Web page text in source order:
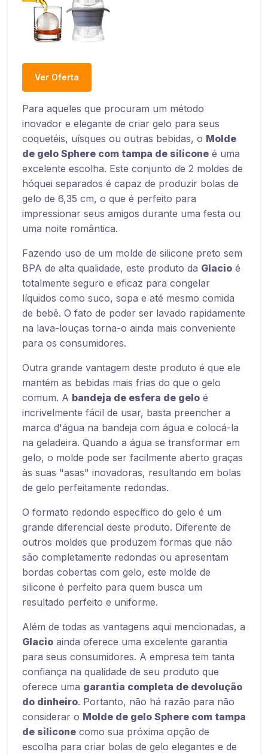
Ver Oferta
Para aqueles que procuram um método
inovador e elegante de criar gelo para seus
coquetéis, uísques ou outras bebidas, o Molde
de gelo Sphere com tampa de silicone é uma
excelente escolha. Este conjunto de 2 moldes de
hóquei separados é capaz de produzir bolas de
gelo de 6,35 cm, o que é perfeito para
impressionar seus amigos durante uma festa ou
uma noite romântica.
Fazendo uso de um molde de silicone preto sem
BPA de alta qualidade, este produto da Glacio é
totalmente seguro e eficaz para congelar
líquidos como suco, sopa e até mesmo comida
de bebê. O fato de poder ser lavado rapidamente
na lava-louças torna-o ainda mais conveniente
para os consumidores.
Outra grande vantagem deste produto é que ele
mantém as bebidas mais frias do que o gelo
comum. A bandeja de esfera de gelo é
incrivelmente fácil de usar, basta preencher a
marca d'água na bandeja com água e colocá-la
na geladeira. Quando a água se transformar em
gelo, o molde pode ser facilmente aberto graças
às suas "asas" inovadoras, resultando em bolas
de gelo perfeitamente redondas.
O formato redondo específico do gelo é um
grande diferencial deste produto. Diferente de
outros moldes que produzem formas que não
são completamente redondas ou apresentam
bordas cobertas com gelo, este molde de
silicone é perfeito para quem busca um
resultado perfeito e uniforme.
Além de todas as vantagens aqui mencionadas, a
Glacio ainda oferece uma excelente garantia
para seus consumidores. A empresa tem tanta
confiança na qualidade de seu produto que
oferece uma garantia completa de devolução
do dinheiro. Portanto, não há razão para não
considerar o Molde de gelo Sphere com tampa
de silicone como sua próxima opção de
escolha para criar bolas de gelo elegantes e de